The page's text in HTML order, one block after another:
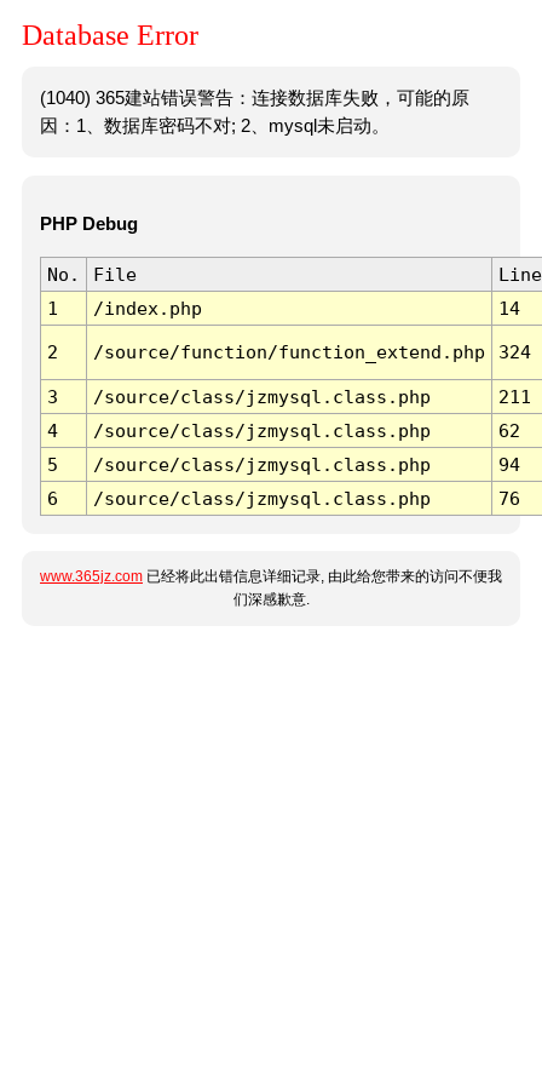
Database Error
(1040) 365建站错误警告：连接数据库失败，可能的原
因：1、数据库密码不对; 2、mysql未启动。
PHP Debug
No. File
Line
1
/index.php 14
2 /source/function/function_extend.php 324
3 /source/class/jzmysql.class.php
211
4
/source/class/jzmysql.class.php
62
5
/source/class/jzmysql.class.php
94
6
/source/class/jzmysql.class.php 76
www.365jz.com 已经将此出错信息详细记录, 由此给您带来的访问不便我
们深感歉意.